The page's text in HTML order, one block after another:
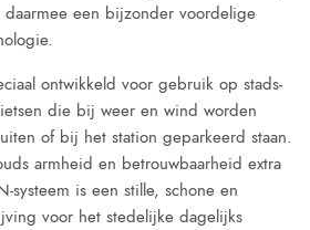
daarmee een bijzonder voordelige
ontwikkeld voor gebruik op stads-
die bij weer en wind worden
of bij het station geparkeerd staan.
armheid en betrouwbaarheid extra
systeem is een stille, schone en
voor het stedelijke dagelijks